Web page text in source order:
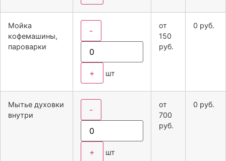
Мойка
кофемашины,
пароварки
-
+ шт
от
150
руб.
0 руб.
Мытье духовки
внутри
-
+ шт
от
700
руб.
0 руб.